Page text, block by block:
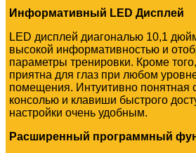
Информативный LED Дисплей
LED дисплей диагональю 10,1
высокой информативностью и
параметры тренировки. Кроме
приятна для глаз при любом
помещения. Интуитивно понятная
консолью и клавиши быстрого
настройки очень удобным.
Расширенный программный